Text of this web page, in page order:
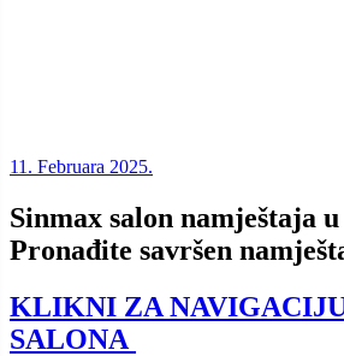
11. Februara 2025.
Sinmax salon namještaja
Pronađite savršen
KLIKNI ZA
SALONA